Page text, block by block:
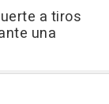
a tiros
una